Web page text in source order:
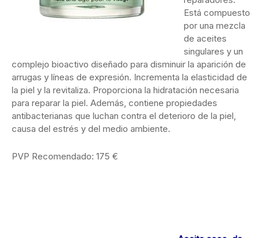
Está compuesto
por una mezcla
de aceites
singulares y un
complejo bioactivo diseñado para disminuir la aparición de
arrugas y líneas de expresión. Incrementa la elasticidad de
la piel y la revitaliza. Proporciona la hidratación necesaria
para reparar la piel. Además, contiene propiedades
antibacterianas que luchan contra el deterioro de la piel,
causa del estrés y del medio ambiente.
PVP Recomendado: 175 €